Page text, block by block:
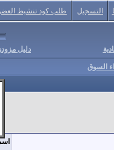
التسجيل طلب كود تنشيط
دليل
السوق